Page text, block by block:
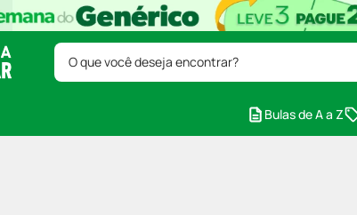
O que você deseja encontrar?
Bulas de A a Z